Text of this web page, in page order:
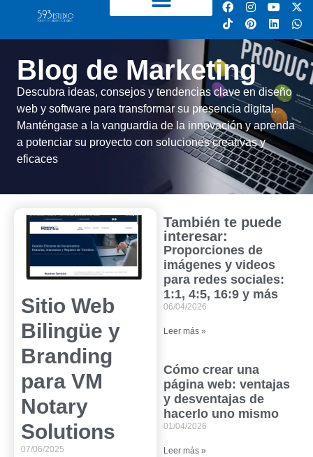
Blog de Marketing
Descubra ideas, consejos y tendencias clave en diseño
web y software para transformar su presencia digital.
Manténgase a la vanguardia de la innovación y aprenda
a potenciar su proyecto con soluciones creativas y
eficaces
Sitio Web
Bilingüe y
Branding
para VM
Notary
Solutions
07/06/2025
También te puede
interesar:
Proporciones de
imágenes y videos
para redes sociales:
1:1, 4:5, 16:9 y más
06/04/2026
Leer más »
Cómo crear una
página web: ventajas
y desventajas de
hacerlo uno mismo
01/04/2026
Leer más »